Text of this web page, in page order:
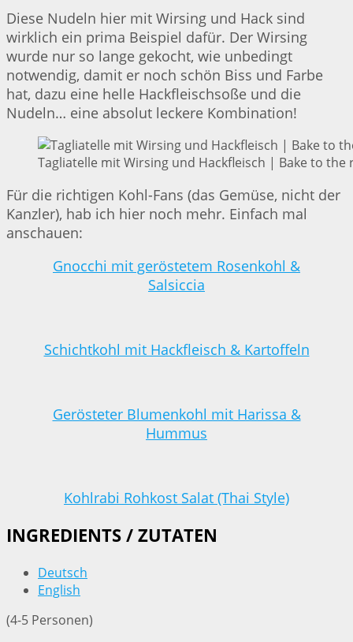
Diese Nudeln hier mit Wirsing und Hack sind
wirklich ein prima Beispiel dafür. Der Wirsing
wurde nur so lange gekocht, wie unbedingt
notwendig, damit er noch schön Biss und Farbe
hat, dazu eine helle Hackfleischsoße und die
Nudeln… eine absolut leckere Kombination!
Tagliatelle mit Wirsing und Hackfleisch | Bake to the
Für die richtigen Kohl-Fans (das Gemüse, nicht der
Kanzler), hab ich hier noch mehr. Einfach mal
anschauen:
Gnocchi mit geröstetem Rosenkohl &
Salsiccia
Schichtkohl mit Hackfleisch & Kartoffeln
Gerösteter Blumenkohl mit Harissa &
Hummus
Kohlrabi Rohkost Salat (Thai Style)
INGREDIENTS / ZUTATEN
Deutsch
English
(4-5 Personen)